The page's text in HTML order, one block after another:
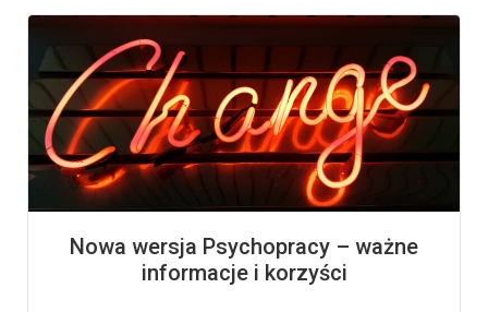
Nowa wersja Psychopracy – ważne
informacje i korzyści